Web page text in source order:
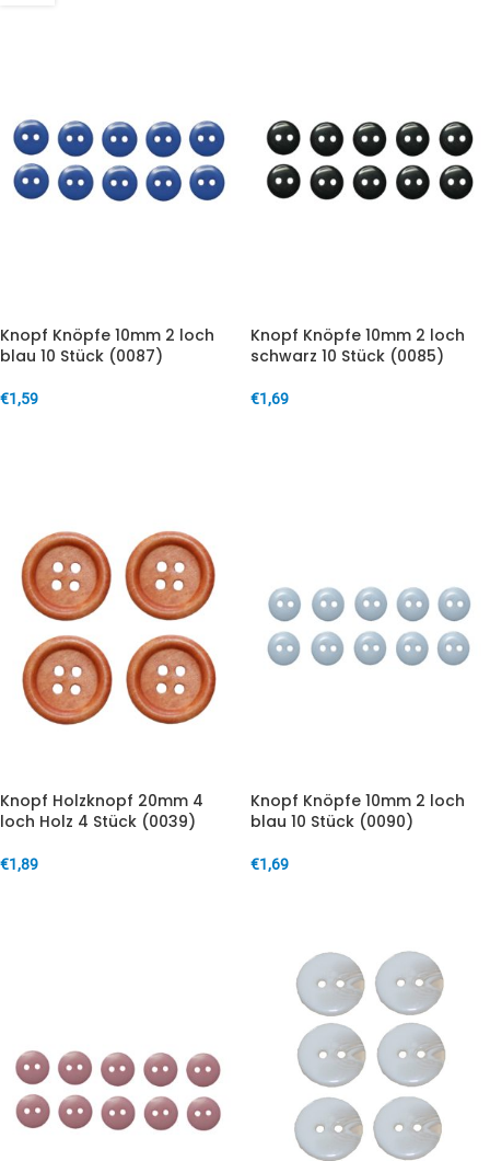
Knopf Knöpfe 10mm 2 loch
blau 10 Stück (0087)
€1,59
Knopf Knöpfe 10mm 2 loch
schwarz 10 Stück (0085)
€1,69
Knopf Holzknopf 20mm 4
loch Holz 4 Stück (0039)
€1,89
Knopf Knöpfe 10mm 2 loch
blau 10 Stück (0090)
€1,69